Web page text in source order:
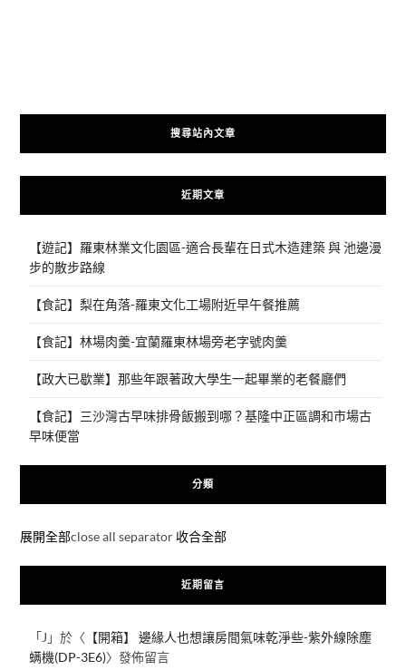
搜尋站內文章
近期文章
【遊記】羅東林業文化園區-適合長輩在日式木造建築 與 池邊漫
步的散步路線
【食記】梨在角落-羅東文化工場附近早午餐推薦
【食記】林場肉羹-宜蘭羅東林場旁老字號肉羹
【政大已歇業】那些年跟著政大學生一起畢業的老餐廳們
【食記】三沙灣古早味排骨飯搬到哪？基隆中正區調和市場古
早味便當
分類
展開全部close all separator 收合全部
近期留言
「J 」於〈 【開箱】 邊緣人也想讓房間氣味乾淨些-紫外線除塵
螨機(DP-3E6)〉發佈留言